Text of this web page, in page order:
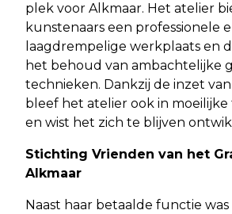
plek voor Alkmaar. Het atelier
kunstenaars een professionele
laagdrempelige werkplaats en
het behoud van ambachtelijke
technieken. Dankzij de inzet
bleef het atelier ook in moeilijke
en wist het zich te blijven
Stichting Vrienden van het
Alkmaar
Naast haar betaalde functie was